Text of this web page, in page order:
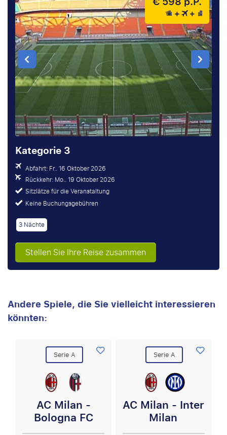
Kategorie 3
Abfahrt: Fr.. 16 Oktober 2026
Rückkehr: Mo.. 19 Oktober 2026
Sitzlätze für die Veranstaltung
Keine Buchungsgebühren
3 Nächte
Stellen Sie Ihre Reise zusammen
Andere Spiele, die Sie vielleicht interessieren
könnten:
Serie A
AC Milan -
Bologna FC
Serie A
AC Milan - Inter
Milan